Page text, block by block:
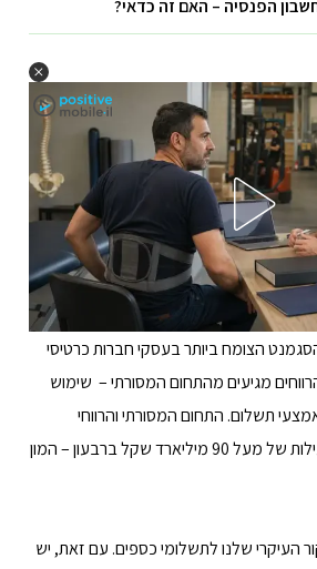
הפנסיה – האם זה כדאי?
הצומח ביותר בעסקי חברות כרטיסי
מגיעים מהתחום המסורתי – שימוש
תשלום. התחום המסורתי והרווחי
הזהכבר מייצר מחזור פעילות של מעל 90 מיליארד שקל ברבעון – המון
העיקרי שלנו לתשלומי כספים. עם זאת, יש